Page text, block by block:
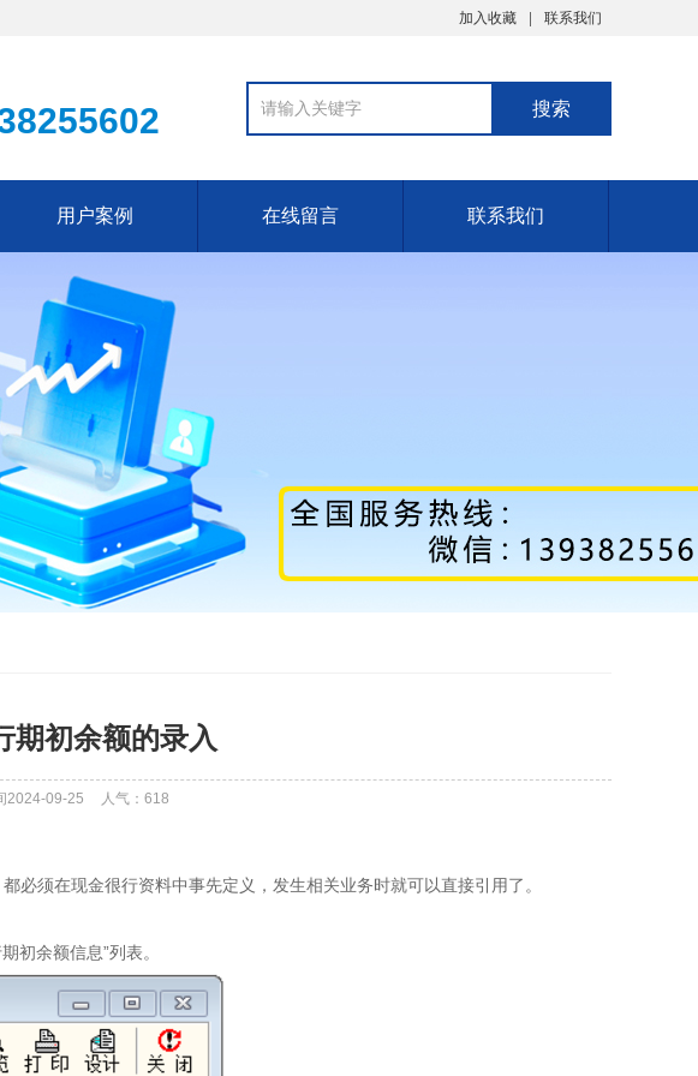
加入收藏 联系我们
用户案例 在线留言 联系我们
期初余额的录入
2024-09-25 人气： 618
须在现金很行资料中事先定义，发生相关业务时就可以直接引用了。
余额信息”列表。